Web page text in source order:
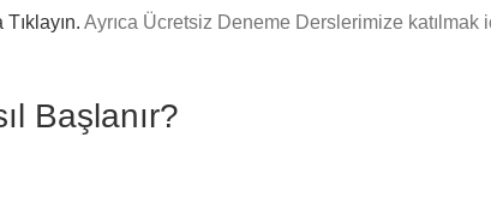
Ayrıca Ücretsiz Deneme Derslerimize katılmak
Başlanır?